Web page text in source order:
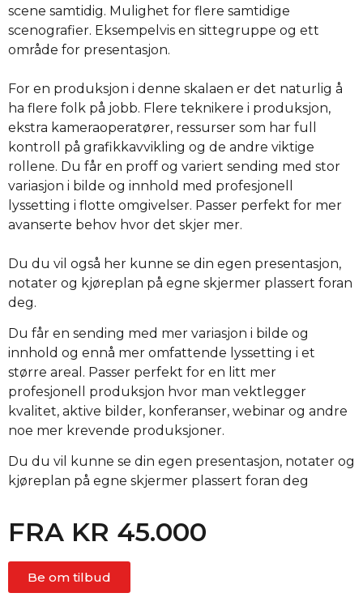
scene samtidig. Mulighet for flere samtidige
scenografier. Eksempelvis en sittegruppe og ett
område for presentasjon.
For en produksjon i denne skalaen er det naturlig å
ha flere folk på jobb. Flere teknikere i produksjon,
ekstra kameraoperatører, ressurser som har full
kontroll på grafikkavvikling og de andre viktige
rollene. Du får en proff og variert sending med stor
variasjon i bilde og innhold med profesjonell
lyssetting i flotte omgivelser. Passer perfekt for mer
avanserte behov hvor det skjer mer.
Du du vil også her kunne se din egen presentasjon,
notater og kjøreplan på egne skjermer plassert foran
deg.
Du får en sending med mer variasjon i bilde og
innhold og ennå mer omfattende lyssetting i et
større areal. Passer perfekt for en litt mer
profesjonell produksjon hvor man vektlegger
kvalitet, aktive bilder, konferanser, webinar og andre
noe mer krevende produksjoner.
Du du vil kunne se din egen presentasjon, notater og
kjøreplan på egne skjermer plassert foran deg
FRA KR 45.000
Be om tilbud